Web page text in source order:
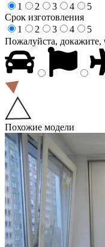
1
2 3 4
5
Срок изготовления
1
2 3 4
5
Пожалуйста, докажите,
Похожие модели